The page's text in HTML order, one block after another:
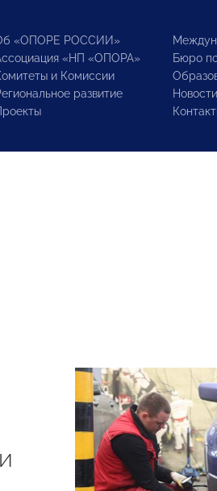
«ОПОРЕ РОССИИ»
«НП «ОПОРА»
и Комиссии
развитие
Бюро
Новости